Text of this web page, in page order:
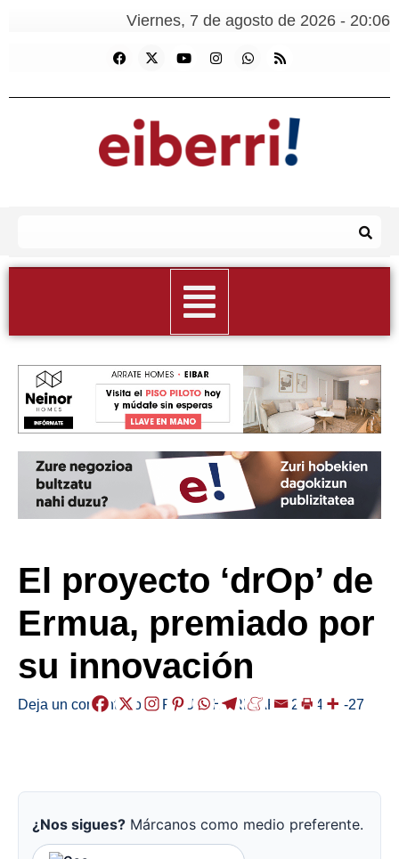
Viernes, 7 de agosto de 2026 - 20:06
El proyecto ‘drOp’ de
Ermua, premiado por
su innovación
Deja un comentario /ERMUA, HERRIAK,/ 2024-09-27
¿Nos sigues? Márcanos como medio preferente.